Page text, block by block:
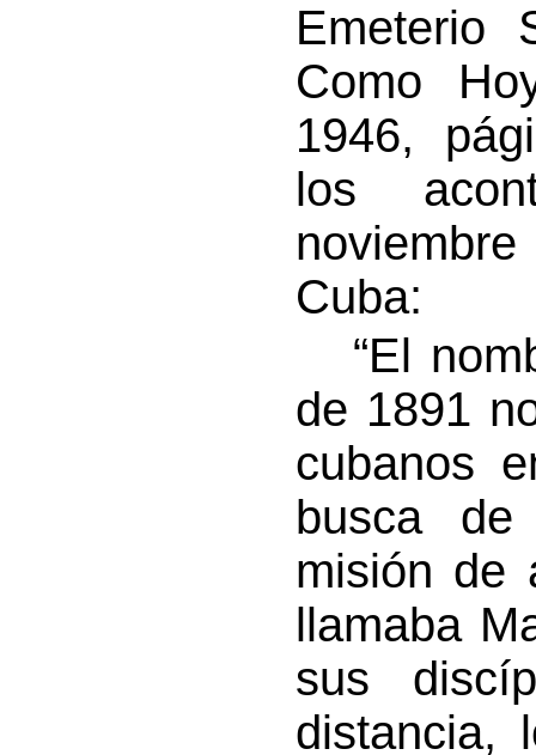
Emeterio
Como
1946,
los
Cuba:
“El
de 1891
cubanos
busca
misión de
llamaba
sus
distancia,